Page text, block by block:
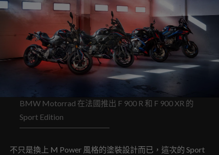
BMW Motorrad 在法國推出 F 900 R 和 F 900 XR 的
Sport Edition
不只是換上 M Power 風格的塗裝設計而已，這次的 Sport